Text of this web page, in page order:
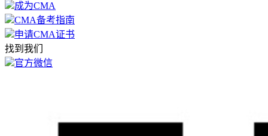
成为CMA
CMA备考指南
申请CMA证书
找到我们
官方微信